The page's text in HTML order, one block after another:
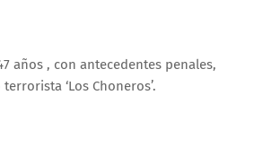
años , con antecedentes penales,
‘Los Choneros’.